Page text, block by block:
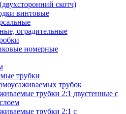
скотч)
винтовые
оградительные
номерные
трубки
трубок
трубки 2:1 двустенные с
трубки 2:1 с